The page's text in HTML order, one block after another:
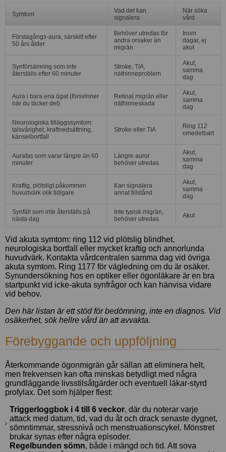
Symtom
Vad det kan
signalera
När söka
vård
Förstagångs-aura, särskilt efter
50 års ålder
Behöver utredas för
andra orsaker än
migrän
Inom
dagar, ej
akut
Synförsämring som inte
återställs efter 60 minuter
Stroke, TIA,
näthinneproblem
Akut,
samma
dag
Aura i bara ena ögat (försvinner
när du täcker det)
Retinal migrän eller
näthinneskada
Akut,
samma
dag
Neurologiska tilläggssymtom:
talsvårighet, kraftnedsättning,
känselbortfall
Stroke eller TIA
Ring 112
omedelbart
Aurafas som varar längre än 60
minuter
Längre auror
behöver utredas
Akut,
samma
dag
Kraftig, plötsligt påkommen
huvudvärk olik tidigare
Kan signalera
annat tillstånd
Akut,
samma
dag
Synfält som inte återställs på
nästa dag
Inte typisk migrän,
behöver utredas
Akut
Vid akuta symtom: ring 112 vid plötslig blindhet,
neurologiska bortfall eller mycket kraftig och annorlunda
huvudvärk. Kontakta vårdcentralen samma dag vid övriga
akuta symtom. Ring 1177 för vägledning om du är osäker.
Synundersökning hos en optiker eller ögonläkare är en bra
startpunkt vid icke-akuta synfrågor och kan hänvisa vidare
vid behov.
Den här listan är ett stöd för bedömning, inte en diagnos. Vid
osäkerhet, sök hellre vård än att avvakta.
Förebyggande och uppföljning
Återkommande ögonmigrän går sällan att eliminera helt,
men frekvensen kan ofta minskas betydligt med några
grundläggande livsstilsåtgärder och eventuell läkar-styrd
profylax. Det som hjälper flest:
Triggerloggbok i 4 till 6 veckor, där du noterar varje
attack med datum, tid, vad du åt och drack senaste dygnet,
sömntimmar, stressnivå och menstruationscykel. Mönstret
brukar synas efter några episoder.
Regelbunden sömn, både i mängd och tid. Att sova